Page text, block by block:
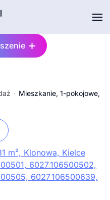
Mieszkanie, 1-pokojowe,